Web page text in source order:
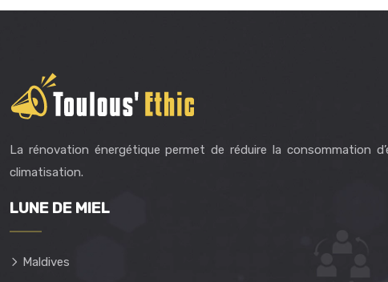
La rénovation énergétique permet de réduire la
climatisation.
LUNE DE MIEL
Maldives